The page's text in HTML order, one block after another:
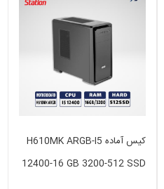
کیس آماده H610MK ARGB-I5
12400-16 GB 3200-512 SSD